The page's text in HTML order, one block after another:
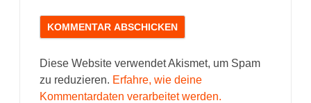
Diese Website verwendet Akismet, um Spam
zu reduzieren. Erfahre, wie deine
Kommentardaten verarbeitet werden.